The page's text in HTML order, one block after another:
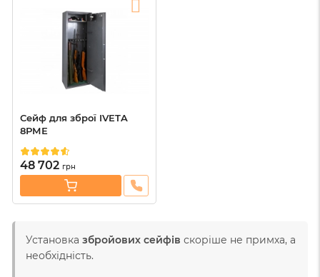
Сейф для зброї IVETA
8РМЕ
48 702 грн
Установка збройових сейфів скоріше не примха, а
необхідність.